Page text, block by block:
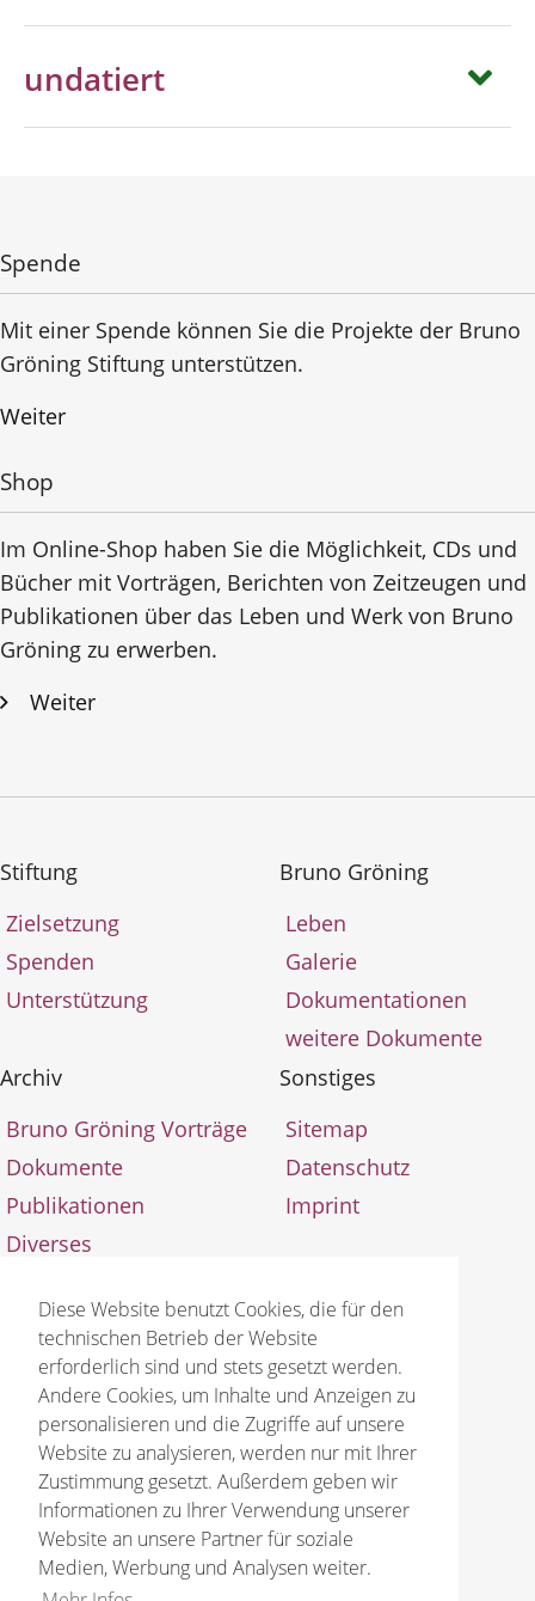
Diese Website benutzt Cookies, die für den
technischen Betrieb der Website
erforderlich sind und stets gesetzt werden.
Andere Cookies, um Inhalte und Anzeigen zu
personalisieren und die Zugriffe auf unsere
Website zu analysieren, werden nur mit Ihrer
Zustimmung gesetzt. Außerdem geben wir
Informationen zu Ihrer Verwendung unserer
Website an unsere Partner für soziale
Medien, Werbung und Analysen weiter.
undatiert
Spende
Mit einer Spende können Sie die Projekte der Bruno
Gröning Stiftung unterstützen.
Weiter
Shop
Im Online-Shop haben Sie die Möglichkeit, CDs und
Bücher mit Vorträgen, Berichten von Zeitzeugen und
Publikationen über das Leben und Werk von Bruno
Gröning zu erwerben.
Weiter
Stiftung
Zielsetzung
Spenden
Unterstützung
Bruno Gröning
Leben
Galerie
Dokumentationen
weitere Dokumente
Archiv
Bruno Gröning Vorträge
Dokumente
Publikationen
Diverses
Sonstiges
Sitemap
Datenschutz
Imprint
© 2026 Bruno Gröning Stiftung